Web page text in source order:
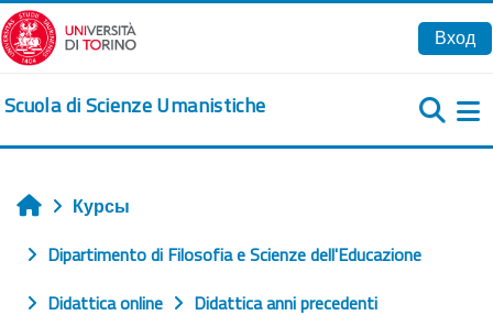
Перейти к основному содержанию
Вход
Scuola di Scienze Umanistiche
Главная
Курсы
Dipartimento di Filosofia e Scienze dell'Educazione
Didattica online
Didattica anni precedenti